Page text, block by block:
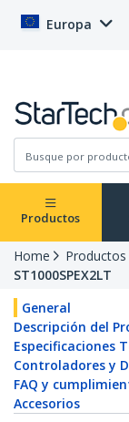
Europa
Productos
Home Productos
ST1000SPEX2LT
General
Descripción del
Especificaciones
Controladores y
FAQ y
Accesorios